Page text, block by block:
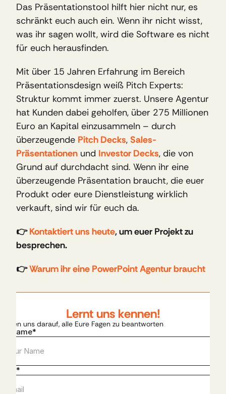
Das Präsentationstool hilft hier nicht nur, es
schränkt euch auch ein. Wenn ihr nicht wisst,
was ihr sagen wollt, wird die Software es nicht
für euch herausfinden.
Mit über 15 Jahren Erfahrung im Bereich
Präsentationsdesign weiß Pitch Experts:
Struktur kommt immer zuerst. Unsere Agentur
hat Kunden dabei geholfen, über 275 Millionen
Euro an Kapital einzusammeln – durch
überzeugende Pitch Decks, Sales-
Präsentationen und Investor Decks, die von
Grund auf durchdacht sind. Wenn ihr eine
überzeugende Präsentation braucht, die euer
Produkt oder eure Dienstleistung wirklich
verkauft, sind wir für euch da.
👉 Kontaktiert uns heute, um euer Projekt zu
besprechen.
👉 Warum ihr eine PowerPoint Agentur braucht
Lernt uns kennen!
uns darauf, alle Eure Fagen zu beantworten​
Name*